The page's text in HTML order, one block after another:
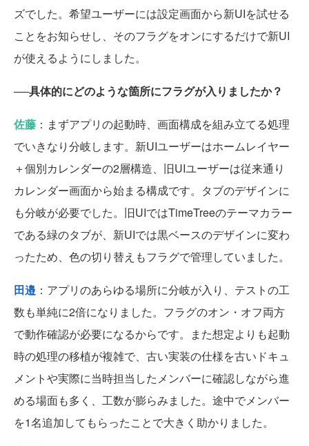
ズでした。希望ユーザーには設定画面から新UIを試せる
ことをお知らせし、そのフラグをオンにするだけで新UI
が使えるようにしました。
──具体的にどのような箇所にフラグが入りましたか？
佐藤 ：まずアプリの起動時、画面構成を組み立てる処理
でいきなり分岐します。新UIユーザーはホームレイヤー
＋個別カレンダーの2層構造、旧UIユーザーは従来通り
カレンダー画面から始まる構成です。タブのデザインに
も分岐が必要でした。旧UIではTimeTreeのテーマカラー
である緑のタブが、新UIでは黒ベースのデザインに変わ
ったため、色の切り替えもフラグで管理していました。
田邉 ：アプリのあらゆる場所に分岐が入り、テストの工
数も単純に2倍になりました。フラグのオン・オフ両方
で動作確認が必要になるからです。また想定よりも起動
時の処理の移植が複雑で、古い実装の仕様を古いドキュ
メントや実際に当時担当したメンバーに確認しながら進
める場面も多く、工数が膨らみました。途中でメンバー
を1名追加してもらったことで大きく助かりました。